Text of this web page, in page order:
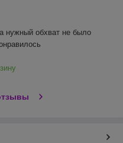
нужный обхват не было